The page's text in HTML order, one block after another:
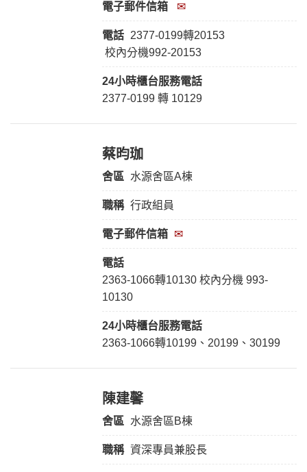
電子郵件信箱 ✉
電話
2377-0199轉20153
校內分機992-20153
24小時櫃台服務電話
2377-0199 轉 10129
蔡昀珈
舍區 水源舍區A棟
職稱 行政組員
電子郵件信箱 ✉
電話
2363-1066轉10130 校內分機 993-
10130
24小時櫃台服務電話
2363-1066轉10199、20199、30199
陳建馨
舍區 水源舍區B棟
職稱 資深專員兼股長